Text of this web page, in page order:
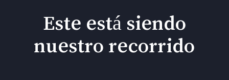
Este está siendo
nuestro recorrido